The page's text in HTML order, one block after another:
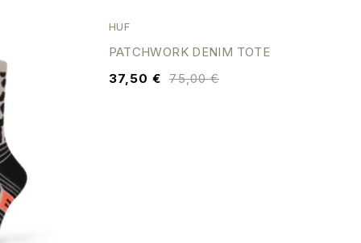
SALE
HUF
PATCHWORK DENIM TOTE
75,00€
37,50€